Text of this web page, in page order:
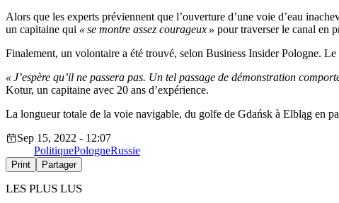
Alors que les experts préviennent que l’ouverture d’une voie d’eau
un capitaine qui «se montre assez courageux » pour traverser le canal en
Finalement, un volontaire a été trouvé, selon Business Insider Pologne. Le
«J’espère qu’il ne passera pas. Un tel passage de démonstration
Kotur, un capitaine avec 20 ans d’expérience.
La longueur totale de la voie navigable, du golfe de Gdańsk à Elbląg en
Sep 15, 2022 - 12:07
PolitiquePologneRussie
Print Partager
LES PLUS LUS